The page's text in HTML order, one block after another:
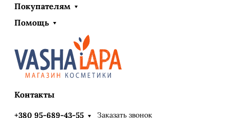
Покупателям
Помощь
Контакты
+380 95-689-43-55 Заказать звонок